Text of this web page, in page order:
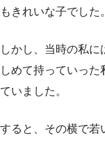
もきれいな子でした。
しかし、当時の私に
しめて持っていっ
ていました。
すると、その横で若